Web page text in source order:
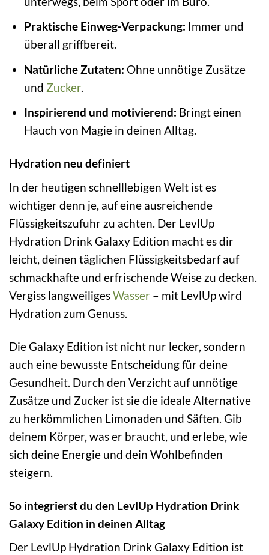
Praktische Einweg-Verpackung: Immer und
überall griffbereit.
Natürliche Zutaten: Ohne unnötige Zusätze
und Zucker.
Inspirierend und motivierend: Bringt einen
Hauch von Magie in deinen Alltag.
Hydration neu definiert
In der heutigen schnelllebigen Welt ist es
wichtiger denn je, auf eine ausreichende
Flüssigkeitszufuhr zu achten. Der LevlUp
Hydration Drink Galaxy Edition macht es dir
leicht, deinen täglichen Flüssigkeitsbedarf auf
schmackhafte und erfrischende Weise zu decken.
Vergiss langweiligesWasser – mit LevlUp wird
Hydration zum Genuss.
Die Galaxy Edition ist nicht nur lecker, sondern
auch eine bewusste Entscheidung für deine
Gesundheit. Durch den Verzicht auf unnötige
Zusätze und Zucker ist sie die ideale Alternative
zu herkömmlichen Limonaden und Säften. Gib
deinem Körper, was er braucht, und erlebe, wie
sich deine Energie und dein Wohlbefinden
steigern.
So integrierst du den LevlUp Hydration Drink
Galaxy Edition in deinen Alltag
Der LevlUp Hydration Drink Galaxy Edition ist